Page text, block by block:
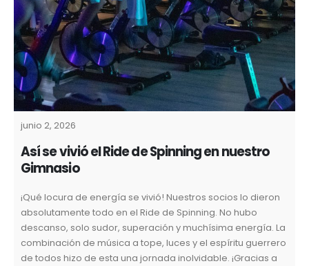
junio 2, 2026
Así se vivió el Ride de Spinning en nuestro
Gimnasio
¡Qué locura de energía se vivió! Nuestros socios lo dieron
absolutamente todo en el Ride de Spinning. No hubo
descanso, solo sudor, superación y muchísima energía. La
combinación de música a tope, luces y el espíritu guerrero
de todos hizo de esta una jornada inolvidable. ¡Gracias a